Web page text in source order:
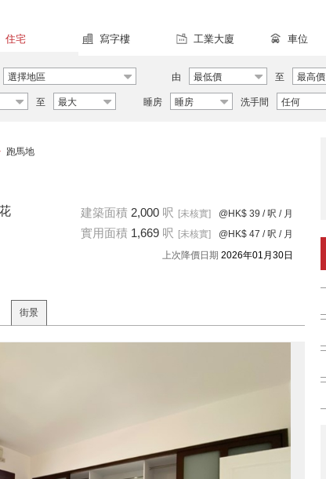
住宅 寫字樓 工業大廈 車位
選擇地區 由 最低價 至 最高價
至 最大 睡房 睡房 洗手間 任何
跑馬地
建築面積 2,000 呎 [未核實] @HK$ 39 / 呎 / 月
實用面積 1,669 呎 [未核實] @HK$ 47 / 呎 / 月
上次降價日期 2026年01月30日
街景